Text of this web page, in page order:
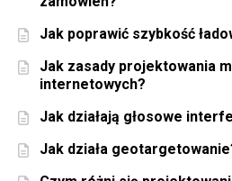
Jak poprawić szybkość
Jak zasady projektowania
internetowych?
Jak działają głosowe
Jak działa